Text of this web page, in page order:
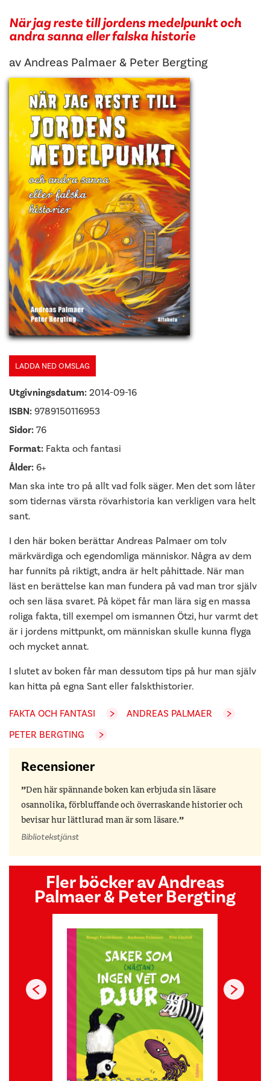
När jag reste till jordens medelpunkt och
andra sanna eller falska historie
av Andreas Palmaer & Peter Bergting
LADDA NED OMSLAG
Utgivningsdatum: 2014-09-16
ISBN: 9789150116953
Sidor: 76
Format: Fakta och fantasi
Ålder: 6+
Man ska inte tro på allt vad folk säger. Men det som låter
som tidernas värsta rövarhistoria kan verkligen vara helt
sant.
I den här boken berättar Andreas Palmaer om tolv
märkvärdiga och egendomliga människor. Några av dem
har funnits på riktigt, andra är helt påhittade. När man
läst en berättelse kan man fundera på vad man tror själv
och sen läsa svaret. På köpet får man lära sig en massa
roliga fakta, till exempel om ismannen Ötzi, hur varmt det
är i jordens mittpunkt, om människan skulle kunna flyga
och mycket annat.
I slutet av boken får man dessutom tips på hur man själv
kan hitta på egna Sant eller falskthistorier.
FAKTA OCH FANTASI
ANDREAS PALMAER
PETER BERGTING
Recensioner
Den här spännande boken kan erbjuda sin läsare
osannolika, förbluffande och överraskande historier och
bevisar hur lättlurad man är som läsare.
Bibliotekstjänst
Fler böcker av Andreas
Palmaer & Peter Bergting